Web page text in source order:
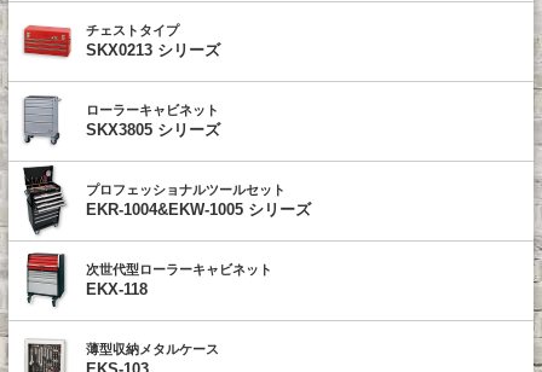
チェストタイプ
SKX0213 シリーズ
ローラーキャビネット
SKX3805 シリーズ
プロフェッショナルツールセット
EKR-1004&EKW-1005 シリーズ
次世代型ローラーキャビネット
EKX-118
薄型収納メタルケース